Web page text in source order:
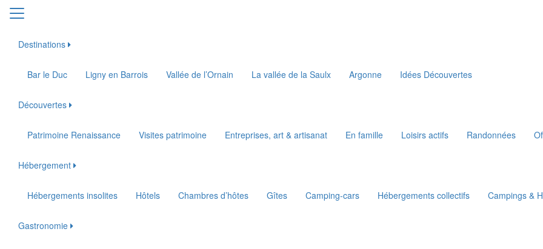
Destinations
Bar le Duc Ligny en Barrois Vallée de l’Ornain La vallée de la Saulx Argonne Idées Découvertes
Découvertes
Patrimoine Renaissance Visites patrimoine Entreprises, art & artisanat En famille Loisirs actifs Randonnées
Hébergement
Hébergements insolites Hôtels Chambres d’hôtes Gîtes Camping-cars Hébergements collectifs Campings &
Gastronomie